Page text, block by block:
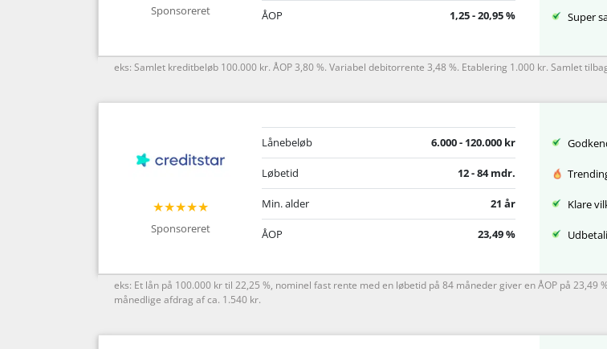
Sponsoreret ÅOP 1,25 - 20,95 % Super
eks: Samlet kreditbeløb 100.000 kr. ÅOP 3,80 %. Variabel debitorrente 3,48 %. Etablering 1.000 kr. Samlet
★★★★★
Sponsoreret
Lånebeløb 6.000 - 120.000 kr
Løbetid 12 - 84 mdr.
Min. alder 21 år
ÅOP 23,49 %
Klare
eks: Et lån på 100.000 kr til 22,25 %, nominel fast rente med en løbetid på 84 måneder giver en ÅOP på
månedlige afdrag af ca. 1.540 kr.